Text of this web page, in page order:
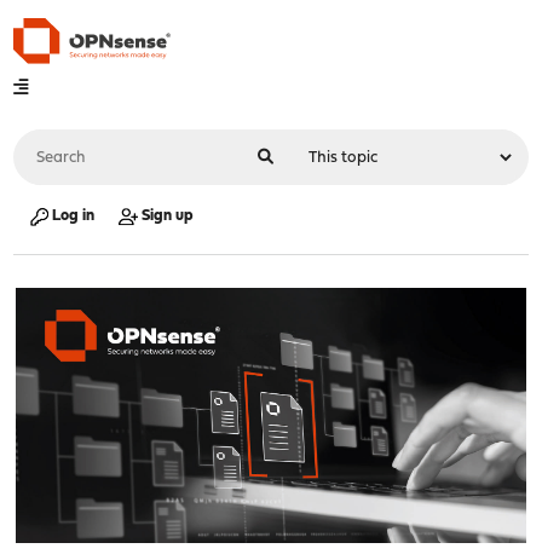
Log in Sign up